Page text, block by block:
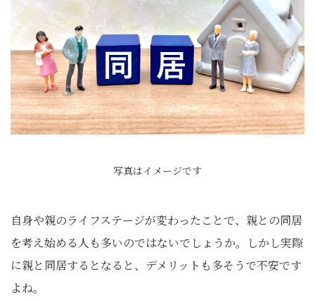
写真はイメージです
自身や親のライフステージが変わったことで、親との同居
を考え始める人も多いのではないでしょうか。しかし実際
に親と同居するとなると、デメリットも多そうで不安です
よね。